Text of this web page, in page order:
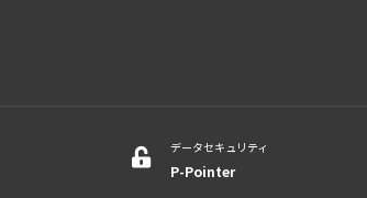
データセキュリティ
P-Pointer